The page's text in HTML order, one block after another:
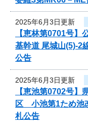
2025年6月3日更新
【恵林第0701号】
基幹道 尾城山(5)-2
公告
2025年6月3日更新
【恵池第0702号
区 小池第1ため池
札公告